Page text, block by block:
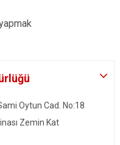
Oytun Cad. No:18
Zemin Kat